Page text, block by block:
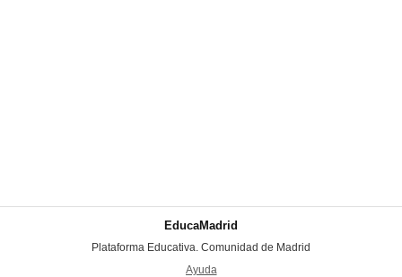
EducaMadrid
Plataforma Educativa. Comunidad de Madrid
Ayuda